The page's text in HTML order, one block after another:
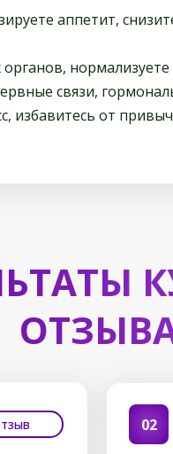
аппетит,
нормализуете
связи,
избавитесь от
02